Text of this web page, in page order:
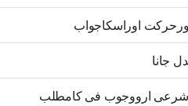
اوراسکاجواب
جانا
ارووجوب فی کامطلب